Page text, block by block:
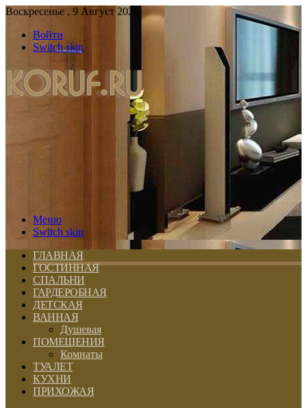
Воскресенье , 9 Август 2026
Войти
Switch skin
Меню
Switch skin
ГЛАВНАЯ
ГОСТИННАЯ
СПАЛЬНИ
ГАРДЕРОБНАЯ
ДЕТСКАЯ
ВАННАЯ
Душевая
ПОМЕЩЕНИЯ
Комнаты
ТУАЛЕТ
КУХНИ
ПРИХОЖАЯ